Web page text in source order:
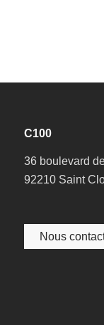
C100
36 boulevard
92210 Saint
Nous